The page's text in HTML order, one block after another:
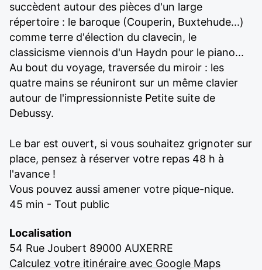
succèdent autour des pièces d'un large
répertoire : le baroque (Couperin, Buxtehude...)
comme terre d'élection du clavecin, le
classicisme viennois d'un Haydn pour le piano...
Au bout du voyage, traversée du miroir : les
quatre mains se réuniront sur un même clavier
autour de l'impressionniste Petite suite de
Debussy.
Le bar est ouvert, si vous souhaitez grignoter sur
place, pensez à réserver votre repas 48 h à
l'avance !
Vous pouvez aussi amener votre pique-nique.
45 min - Tout public
Localisation
54 Rue Joubert 89000 AUXERRE
Calculez votre itinéraire avec Google Maps